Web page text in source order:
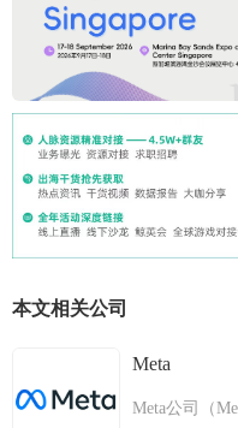
本文相关公司
Meta
Meta公司（